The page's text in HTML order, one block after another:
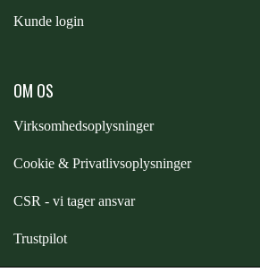
TIMER GPS
Kunde login
OM OS
Virksomhedsoplysninger
Cookie & Privatlivsoplysninger
CSR - vi tager ansvar
Trustpilot